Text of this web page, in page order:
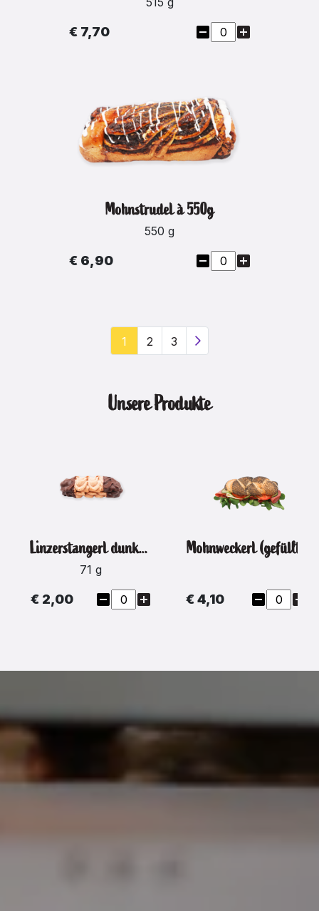
€ 7,70
Mohnstrudel à 550g
550 g
€ 6,90
1(current)
2 3
Unsere Produkte
Linzerstangerl dunkel à 1 Stück
71 g
€ 2,00
Mohnweckerl (gefüllt)
€ 4,10